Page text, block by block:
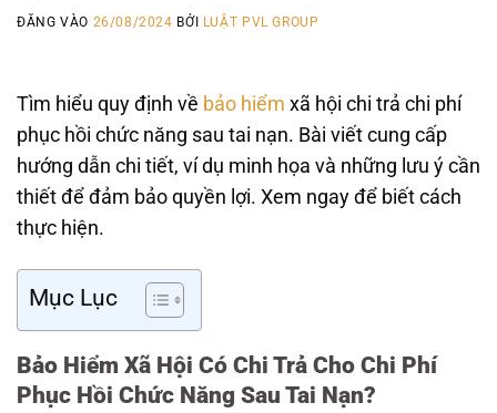
ĐĂNG VÀO 26/08/2024 BỞI LUẬT PVL GROUP
Tìm hiểu quy định về bảo hiểm xã hội chi trả chi phí
phục hồi chức năng sau tai nạn. Bài viết cung cấp
hướng dẫn chi tiết, ví dụ minh họa và những lưu ý cần
thiết để đảm bảo quyền lợi. Xem ngay để biết cách
thực hiện.
Mục Lục
Bảo Hiểm Xã Hội Có Chi Trả Cho Chi Phí
Phục Hồi Chức Năng Sau Tai Nạn?